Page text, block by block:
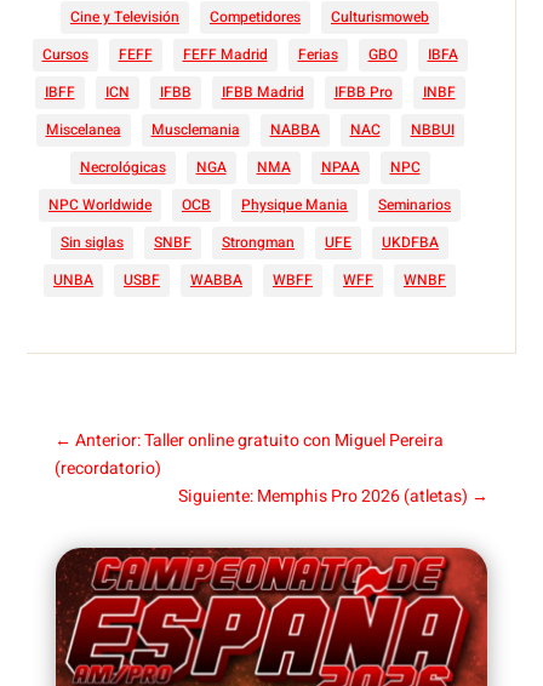
Cine y Televisión
Competidores
Culturismoweb
Cursos
FEFF FEFF Madrid Ferias GBO
IBFA
IBFF
ICN IFBB IFBB Madrid IFBB Pro
INBF
Miscelanea
Musclemania NABBA NAC
NBBUI
Necrológicas
NGA NMA NPAA
NPC
NPC Worldwide
OCB Physique Mania
Seminarios
Sin siglas
SNBF Strongman UFE
UKDFBA
UNBA
USBF WABBA WBFF WFF WNBF
← Anterior: Taller online gratuito con Miguel Pereira
(recordatorio)
Siguiente: Memphis Pro 2026 (atletas) →